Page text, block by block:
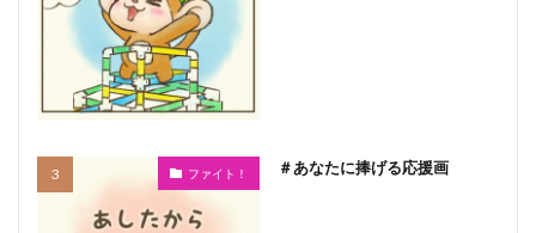
ファイト！ ＃あなたに捧げる応援画